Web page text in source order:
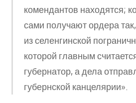
комендантов находятся;
сами получают ордера так,
из селенгинской
которой главным
губернатор, а дела
губернской канцелярии».